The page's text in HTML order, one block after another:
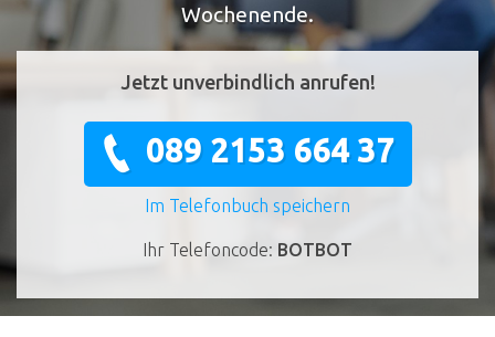
Wochenende.
Jetzt unverbindlich anrufen!
089 2153 664 37
Im Telefonbuch speichern
Ihr Telefoncode: BOTBOT